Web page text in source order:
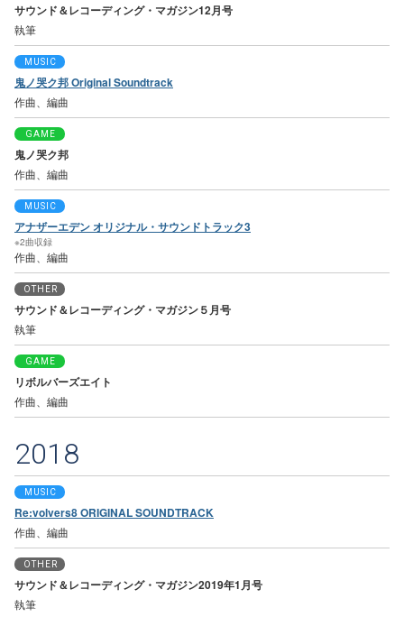
サウンド＆レコーディング・マガジン12月号
執筆
MUSIC
鬼ノ哭ク邦 Original Soundtrack
作曲、編曲
GAME
鬼ノ哭ク邦
作曲、編曲
MUSIC
アナザーエデン オリジナル・サウンドトラック3
※2曲収録
作曲、編曲
OTHER
サウンド＆レコーディング・マガジン５月号
執筆
GAME
リボルバーズエイト
作曲、編曲
2018
MUSIC
Re:volvers8 ORIGINAL SOUNDTRACK
作曲、編曲
OTHER
サウンド＆レコーディング・マガジン2019年1月号
執筆